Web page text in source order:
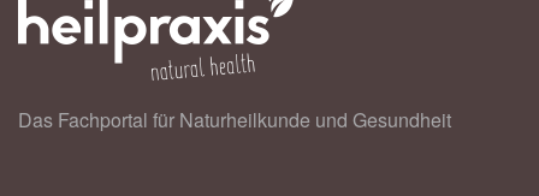
Das Fachportal für Naturheilkunde und Gesundheit